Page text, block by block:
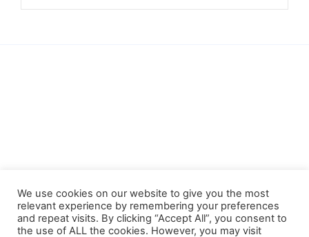
We use cookies on our website to give you the most
relevant experience by remembering your preferences
and repeat visits. By clicking “Accept All”, you consent to
the use of ALL the cookies. However, you may visit